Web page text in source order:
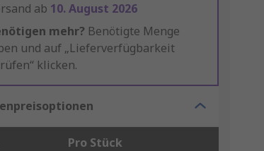
ab 10. August 2026
mehr? Benötigte Menge
und auf „Lieferverfügbarkeit
klicken.
Pro Stück